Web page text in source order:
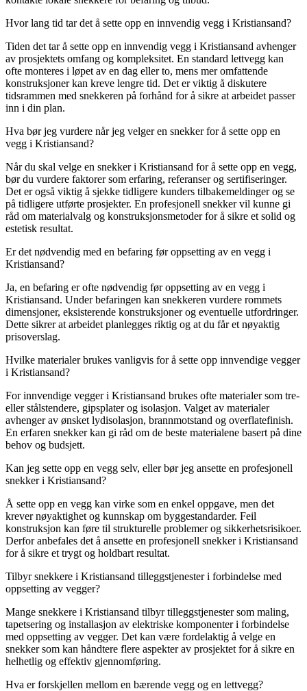
Hvor lang tid tar det å sette opp en innvendig vegg i Kristiansand?
Tiden det tar å sette opp en innvendig vegg i Kristiansand avhenger
av prosjektets omfang og kompleksitet. En standard lettvegg kan
ofte monteres i løpet av en dag eller to, mens mer omfattende
konstruksjoner kan kreve lengre tid. Det er viktig å diskutere
tidsrammen med snekkeren på forhånd for å sikre at arbeidet passer
inn i din plan.
Hva bør jeg vurdere når jeg velger en snekker for å sette opp en
vegg i Kristiansand?
Når du skal velge en snekker i Kristiansand for å sette opp en vegg,
bør du vurdere faktorer som erfaring, referanser og sertifiseringer.
Det er også viktig å sjekke tidligere kunders tilbakemeldinger og se
på tidligere utførte prosjekter. En profesjonell snekker vil kunne gi
råd om materialvalg og konstruksjonsmetoder for å sikre et solid og
estetisk resultat.
Er det nødvendig med en befaring før oppsetting av en vegg i
Kristiansand?
Ja, en befaring er ofte nødvendig før oppsetting av en vegg i
Kristiansand. Under befaringen kan snekkeren vurdere rommets
dimensjoner, eksisterende konstruksjoner og eventuelle utfordringer.
Dette sikrer at arbeidet planlegges riktig og at du får et nøyaktig
prisoverslag.
Hvilke materialer brukes vanligvis for å sette opp innvendige vegger
i Kristiansand?
For innvendige vegger i Kristiansand brukes ofte materialer som tre-
eller stålstendere, gipsplater og isolasjon. Valget av materialer
avhenger av ønsket lydisolasjon, brannmotstand og overflatefinish.
En erfaren snekker kan gi råd om de beste materialene basert på dine
behov og budsjett.
Kan jeg sette opp en vegg selv, eller bør jeg ansette en profesjonell
snekker i Kristiansand?
Å sette opp en vegg kan virke som en enkel oppgave, men det
krever nøyaktighet og kunnskap om byggestandarder. Feil
konstruksjon kan føre til strukturelle problemer og sikkerhetsrisikoer.
Derfor anbefales det å ansette en profesjonell snekker i Kristiansand
for å sikre et trygt og holdbart resultat.
Tilbyr snekkere i Kristiansand tilleggstjenester i forbindelse med
oppsetting av vegger?
Mange snekkere i Kristiansand tilbyr tilleggstjenester som maling,
tapetsering og installasjon av elektriske komponenter i forbindelse
med oppsetting av vegger. Det kan være fordelaktig å velge en
snekker som kan håndtere flere aspekter av prosjektet for å sikre en
helhetlig og effektiv gjennomføring.
Hva er forskjellen mellom en bærende vegg og en lettvegg?